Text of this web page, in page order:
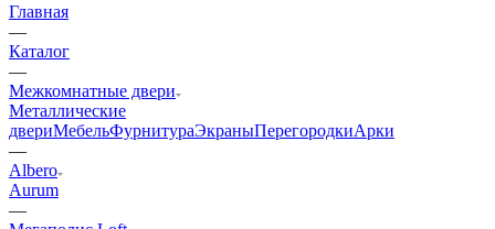
Главная
—
Каталог
—
Межкомнатные двери
Металлические
двериМебельФурнитураЭкраныПерегородкиАрки
—
Albero
Aurum
—